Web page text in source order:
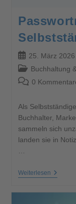
25. März 2026
Buchhaltung
0
Als
Buchhalter,
sammeln sich
landen sie in
…
Weiterlesen